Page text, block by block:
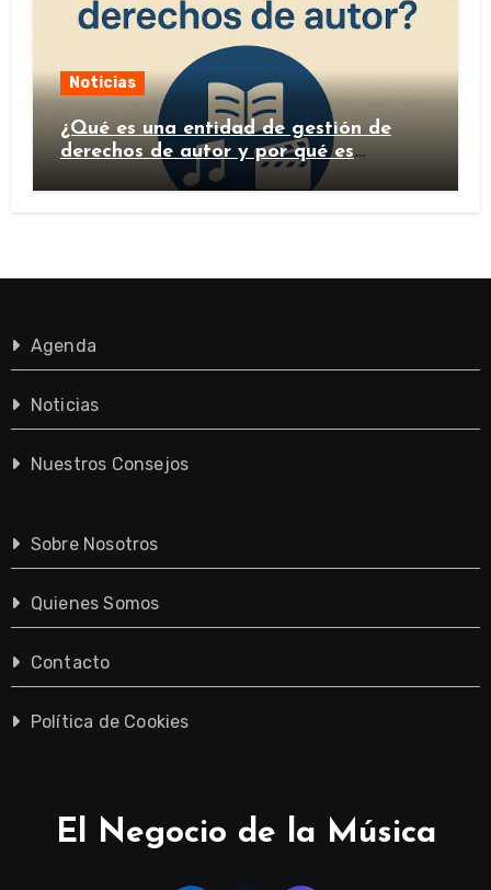
Noticias
¿Qué es una entidad de gestión de
derechos de autor y por qué es
importante?
Agenda
Noticias
Nuestros Consejos
Sobre Nosotros
Quienes Somos
Contacto
Política de Cookies
El Negocio de la Música